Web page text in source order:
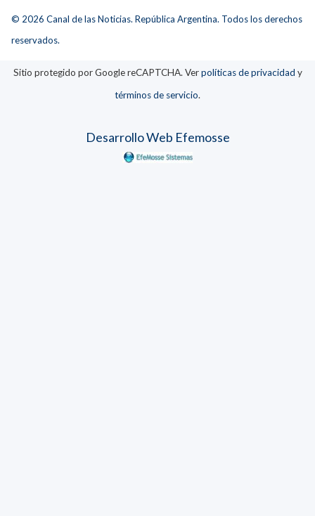
© 2026 Canal de las Noticias. República Argentina. Todos los derechos
reservados.
Sitio protegido por Google reCAPTCHA. Verpolíticas de privacidad y
términos de servicio.
Desarrollo Web Efemosse